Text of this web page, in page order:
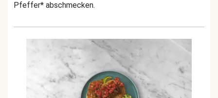
Pfeffer* abschmecken.